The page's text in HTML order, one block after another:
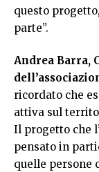
questo
parte”.
Andrea Barra,
ricordato che
attiva sul
Il progetto che
pensato in
quelle persone